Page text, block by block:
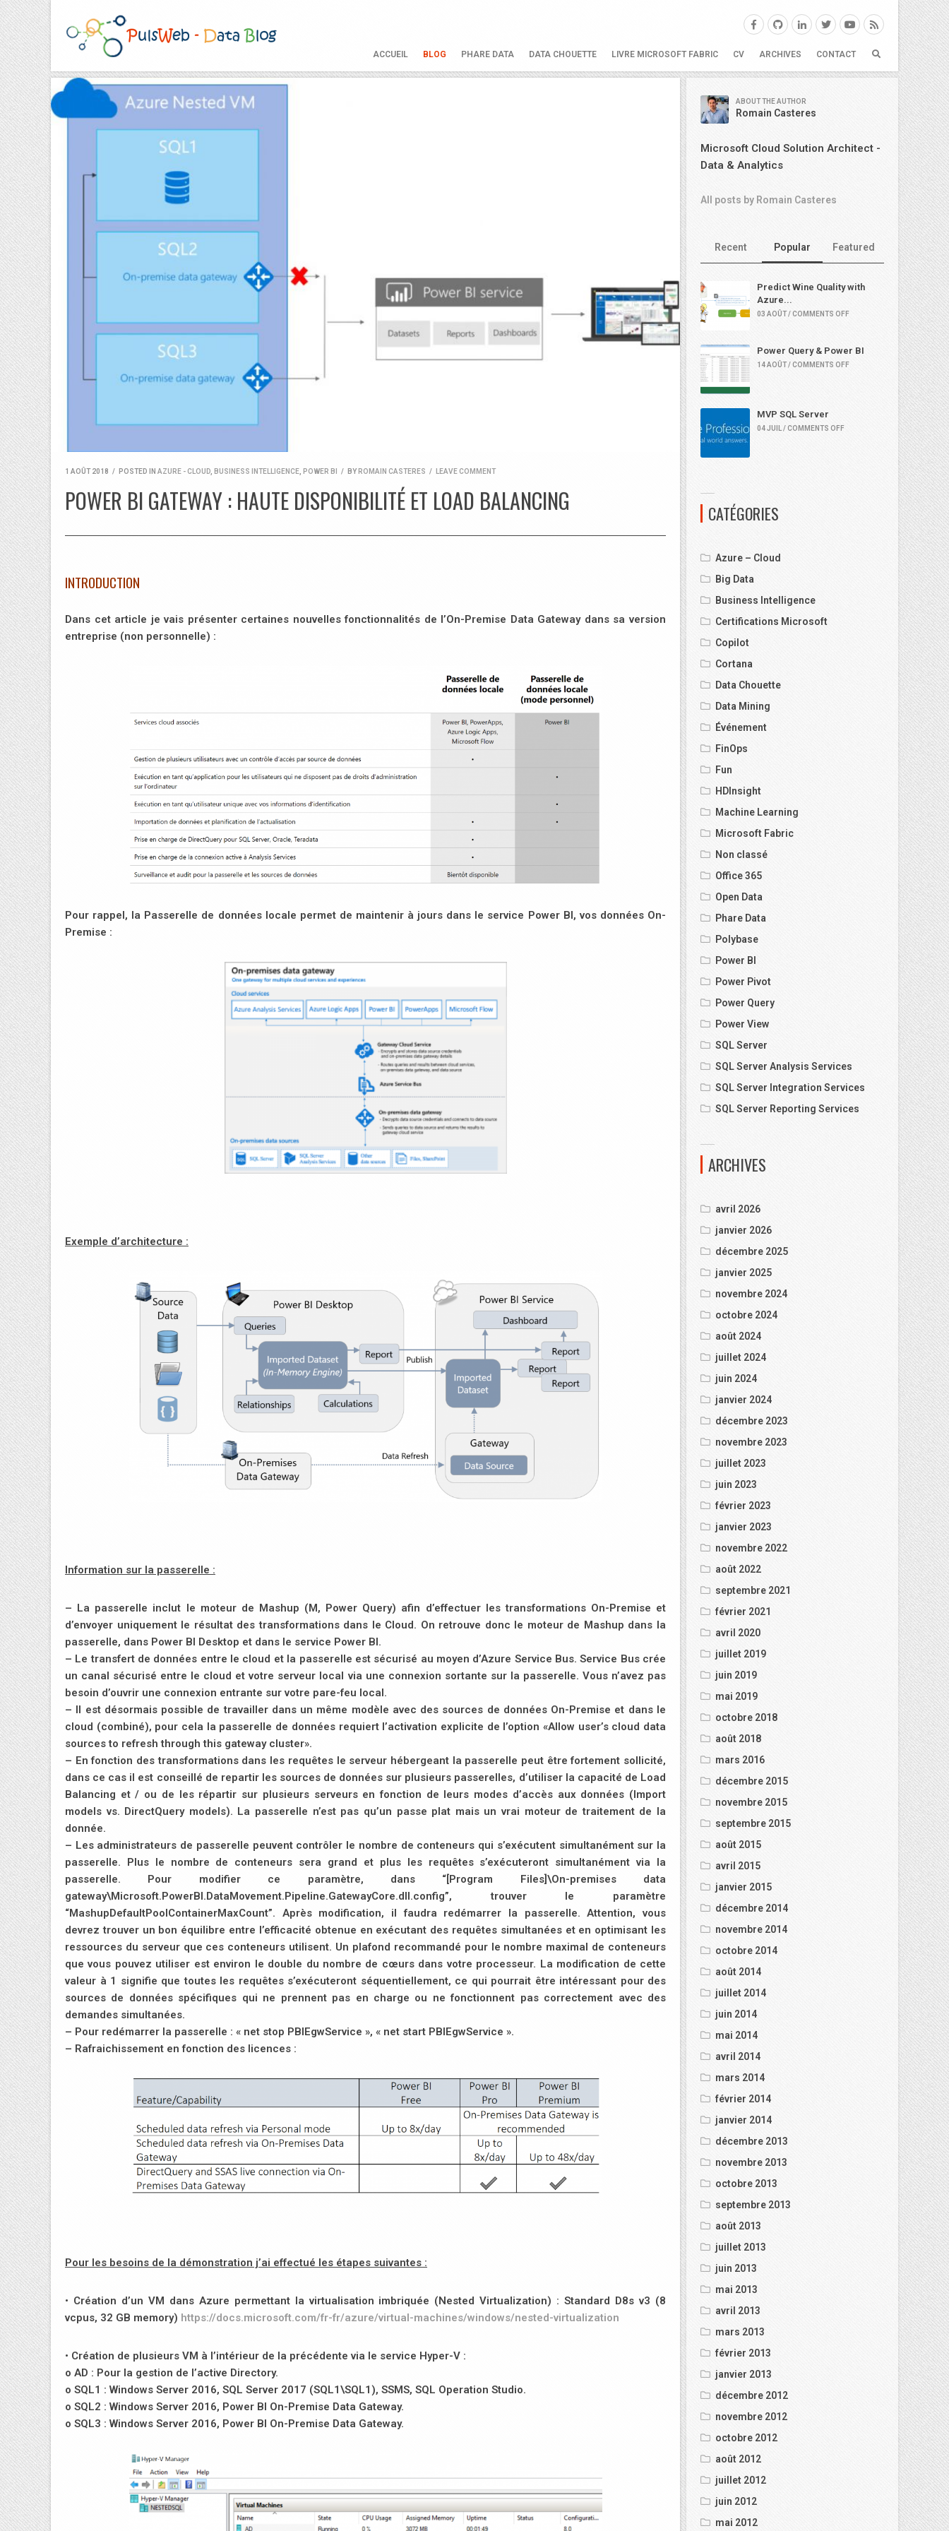
ACCUEIL BLOG PHARE DATA DATA CHOUETTE LIVRE MICROSOFT FABRIC CV ARCHIVES CONTACT
1 AOÛT 2018 / POSTED IN AZURE - CLOUD BUSINESS INTELLIGENCE POWER BI / BY ROMAIN CASTERES / LEAVE COMMENT
POWER BI GATEWAY : HAUTE DISPONIBILITÉ ET LOAD BALANCING
INTRODUCTION
Dans cet article je vais présenter certaines nouvelles fonctionnalités de l’On-Premise Data Gateway dans sa version
entreprise (non personnelle) :
Pour rappel, la Passerelle de données locale permet de maintenir à jours dans le service Power BI, vos données On-
Premise :
Exemple d’architecture :
Information sur la passerelle :
– La passerelle inclut le moteur de Mashup (M, Power Query) afin d’effectuer les transformations On-Premise et
d’envoyer uniquement le résultat des transformations dans le Cloud. On retrouve donc le moteur de Mashup dans la
passerelle, dans Power BI Desktop et dans le service Power BI.
– Le transfert de données entre le cloud et la passerelle est sécurisé au moyen d’Azure Service Bus. Service Bus crée
un canal sécurisé entre le cloud et votre serveur local via une connexion sortante sur la passerelle. Vous n’avez pas
besoin d’ouvrir une connexion entrante sur votre pare-feu local.
– Il est désormais possible de travailler dans un même modèle avec des sources de données On-Premise et dans le
cloud (combiné), pour cela la passerelle de données requiert l’activation explicite de l’option «Allow user’s cloud data
sources to refresh through this gateway cluster».
– En fonction des transformations dans les requêtes le serveur hébergeant la passerelle peut être fortement sollicité,
dans ce cas il est conseillé de repartir les sources de données sur plusieurs passerelles, d’utiliser la capacité de Load
Balancing et / ou de les répartir sur plusieurs serveurs en fonction de leurs modes d’accès aux données (Import
models vs. DirectQuery models). La passerelle n’est pas qu’un passe plat mais un vrai moteur de traitement de la
donnée.
– Les administrateurs de passerelle peuvent contrôler le nombre de conteneurs qui s’exécutent simultanément sur la
passerelle. Plus le nombre de conteneurs sera grand et plus les requêtes s’exécuteront simultanément via la
passerelle. Pour modifier ce paramètre, dans “[Program Files]\On-premises data
gateway\Microsoft.PowerBI.DataMovement.Pipeline.GatewayCore.dll.config”, trouver le paramètre
“MashupDefaultPoolContainerMaxCount”. Après modification, il faudra redémarrer la passerelle. Attention, vous
devrez trouver un bon équilibre entre l’efficacité obtenue en exécutant des requêtes simultanées et en optimisant les
ressources du serveur que ces conteneurs utilisent. Un plafond recommandé pour le nombre maximal de conteneurs
que vous pouvez utiliser est environ le double du nombre de cœurs dans votre processeur. La modification de cette
valeur à 1 signifie que toutes les requêtes s’exécuteront séquentiellement, ce qui pourrait être intéressant pour des
sources de données spécifiques qui ne prennent pas en charge ou ne fonctionnent pas correctement avec des
demandes simultanées.
– Pour redémarrer la passerelle : « net stop PBIEgwService », « net start PBIEgwService ».
– Rafraichissement en fonction des licences :
Pour les besoins de la démonstration j’ai effectué les étapes suivantes :
• Création d’un VM dans Azure permettant la virtualisation imbriquée (Nested Virtualization) : Standard D8s v3 (8
vcpus, 32 GB memory) https://docs.microsoft.com/fr-fr/azure/virtual-machines/windows/nested-virtualization
• Création de plusieurs VM à l’intérieur de la précédente via le service Hyper-V :
o AD : Pour la gestion de l’active Directory.
o SQL1 : Windows Server 2016, SQL Server 2017 (SQL1\SQL1), SSMS, SQL Operation Studio.
o SQL2 : Windows Server 2016, Power BI On-Premise Data Gateway.
o SQL3 : Windows Server 2016, Power BI On-Premise Data Gateway.
ABOUT THE AUTHOR
Romain Casteres
Microsoft Cloud Solution Architect -
Data & Analytics
All posts by Romain Casteres
Recent Popular Featured
Predict Wine Quality with
Azure...
03 AOÛT / COMMENTS OFF
Power Query & Power BI
14 AOÛT / COMMENTS OFF
MVP SQL Server
04 JUIL / COMMENTS OFF
CATÉGORIES
Azure – Cloud
Big Data
Business Intelligence
Certifications Microsoft
Copilot
Cortana
Data Chouette
Data Mining
Événement
FinOps
Fun
HDInsight
Machine Learning
Microsoft Fabric
Non classé
Office 365
Open Data
Phare Data
Polybase
Power BI
Power Pivot
Power Query
Power View
SQL Server
SQL Server Analysis Services
SQL Server Integration Services
SQL Server Reporting Services
ARCHIVES
avril 2026
janvier 2026
décembre 2025
janvier 2025
novembre 2024
octobre 2024
août 2024
juillet 2024
juin 2024
janvier 2024
décembre 2023
novembre 2023
juillet 2023
juin 2023
février 2023
janvier 2023
novembre 2022
août 2022
septembre 2021
février 2021
avril 2020
juillet 2019
juin 2019
mai 2019
octobre 2018
août 2018
mars 2016
décembre 2015
novembre 2015
septembre 2015
août 2015
avril 2015
janvier 2015
décembre 2014
novembre 2014
octobre 2014
août 2014
juillet 2014
juin 2014
mai 2014
avril 2014
mars 2014
février 2014
janvier 2014
décembre 2013
novembre 2013
octobre 2013
septembre 2013
août 2013
juillet 2013
juin 2013
mai 2013
avril 2013
mars 2013
février 2013
janvier 2013
décembre 2012
novembre 2012
octobre 2012
août 2012
juillet 2012
juin 2012
mai 2012